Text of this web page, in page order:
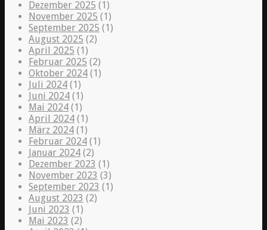
Dezember 2025 (1)
November 2025 (1)
September 2025 (1)
August 2025 (2)
April 2025 (1)
Februar 2025 (2)
Oktober 2024 (1)
Juli 2024 (1)
Juni 2024 (1)
Mai 2024 (1)
April 2024 (1)
März 2024 (1)
Februar 2024 (1)
Januar 2024 (2)
Dezember 2023 (1)
November 2023 (3)
September 2023 (1)
August 2023 (2)
Juni 2023 (1)
Mai 2023 (2)